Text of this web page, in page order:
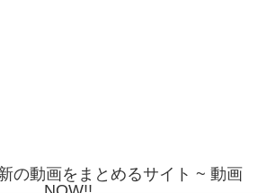
の動画をまとめるサイト ~ 動画